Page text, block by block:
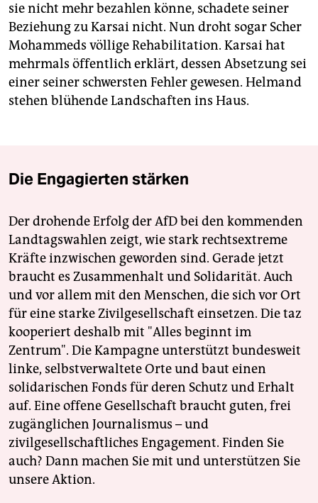
sie nicht mehr bezahlen könne, schadete seiner
Beziehung zu Karsai nicht. Nun droht sogar Scher
Mohammeds völlige Rehabilitation. Karsai hat
mehrmals öffentlich erklärt, dessen Absetzung sei
einer seiner schwersten Fehler gewesen. Helmand
stehen blühende Landschaften ins Haus.
Die Engagierten stärken
Der drohende Erfolg der AfD bei den kommenden
Landtagswahlen zeigt, wie stark rechtsextreme
Kräfte inzwischen geworden sind. Gerade jetzt
braucht es Zusammenhalt und Solidarität. Auch
und vor allem mit den Menschen, die sich vor Ort
für eine starke Zivilgesellschaft einsetzen. Die taz
kooperiert deshalb mit "Alles beginnt im
Zentrum". Die Kampagne unterstützt bundesweit
linke, selbstverwaltete Orte und baut einen
solidarischen Fonds für deren Schutz und Erhalt
auf. Eine offene Gesellschaft braucht guten, frei
zugänglichen Journalismus – und
zivilgesellschaftliches Engagement. Finden Sie
auch? Dann machen Sie mit und unterstützen Sie
unsere Aktion.